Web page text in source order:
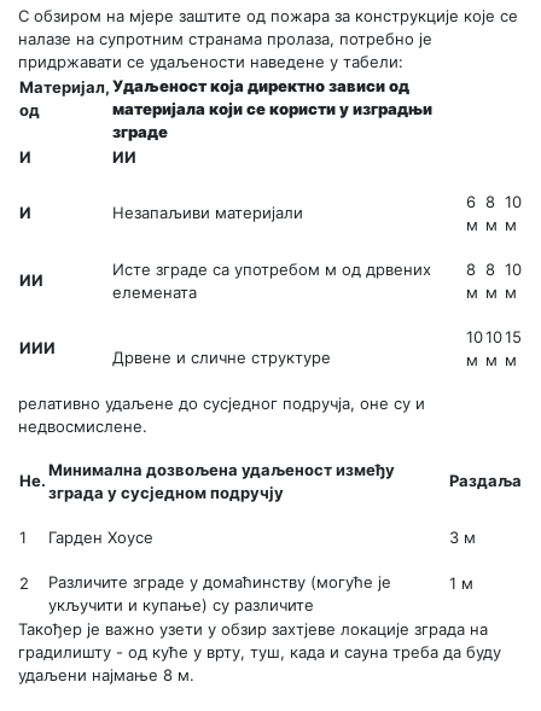
С обзиром на мјере заштите од пожара за конструкције које се
налазе на супротним странама пролаза, потребно је
придржавати се удаљености наведене у табели:
Материјал,
од
Удаљеност која директно зависи од
материјала који се користи у изградњи
зграде
И
ИИ
И Незапаљиви материјали
6
м
8
м
10
м
ИИ
Исте зграде са употребом м од дрвених
елемената
8
м
8
м
10
м
ИИИ Дрвене и сличне структуре
10
м
10
м
15
м
релативно удаљене до сусједног подручја, оне су и
недвосмислене.
Не.
Минимална дозвољена удаљеност између
зграда у сусједном подручју
Раздаља
1 Гарден Хоусе 3 м
2 ​​
Различите зграде у домаћинству (могуће је
укључити и купање) су различите
1 м
Такођер је важно узети у обзир захтјеве локације зграда на
градилишту - од куће у врту, туш, када и сауна треба да буду
удаљени најмање 8 м.